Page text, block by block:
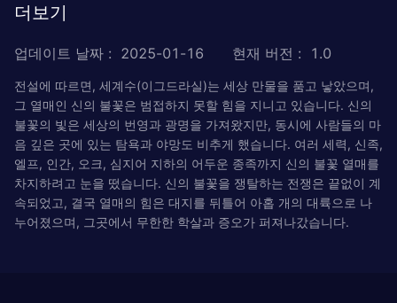
더보기
업데이트 날짜 : 2025-01-16 현재 버전 : 1.0
전설에 따르면, 세계수(이그드라실)는 세상 만물을 품고 낳았으며,
그 열매인 신의 불꽃은 범접하지 못할 힘을 지니고 있습니다. 신의
불꽃의 빛은 세상의 번영과 광명을 가져왔지만, 동시에 사람들의 마
음 깊은 곳에 있는 탐욕과 야망도 비추게 했습니다. 여러 세력, 신족,
엘프, 인간, 오크, 심지어 지하의 어두운 종족까지 신의 불꽃 열매를
차지하려고 눈을 떴습니다. 신의 불꽃을 쟁탈하는 전쟁은 끝없이 계
속되었고, 결국 열매의 힘은 대지를 뒤틀어 아홉 개의 대륙으로 나
누어졌으며, 그곳에서 무한한 학살과 증오가 퍼져나갔습니다.